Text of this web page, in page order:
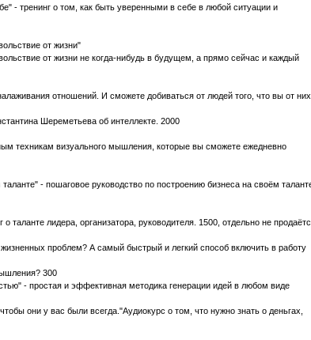
- тренинг о том, как быть уверенными в себе в любой ситуации и
от жизни"
от жизни не когда-нибудь в будущем, а прямо сейчас и каждый
отношений. И сможете добиваться от людей того, что вы от них
Шереметьева об интеллекте. 2000
техникам визуального мышления, которые вы сможете ежедневно
- пошаговое руководство по построению бизнеса на своём
таланте лидера, организатора, руководителя. 1500, отдельно не
проблем? А самый быстрый и легкий способ включить в работу
300
- простая и эффективная методика генерации идей в любом виде
они у вас были всегда."Aудиокурс о том, что нужно знать о деньгах,